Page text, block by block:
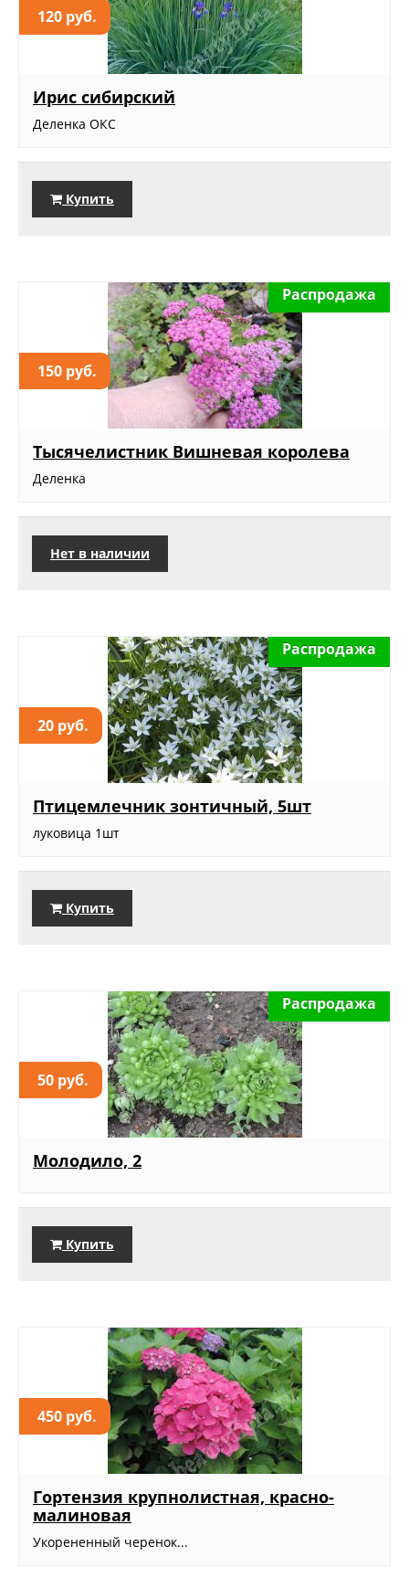
120 руб.
Ирис сибирский
Деленка ОКС
Купить
150 руб.
Распродажа
Тысячелистник Вишневая королева
Деленка
Нет в наличии
20 руб.
Распродажа
Птицемлечник зонтичный, 5шт
луковица 1шт
Купить
50 руб.
Распродажа
Молодило, 2
Купить
450 руб.
Гортензия крупнолистная, красно-
малиновая
Укорененный черенок...